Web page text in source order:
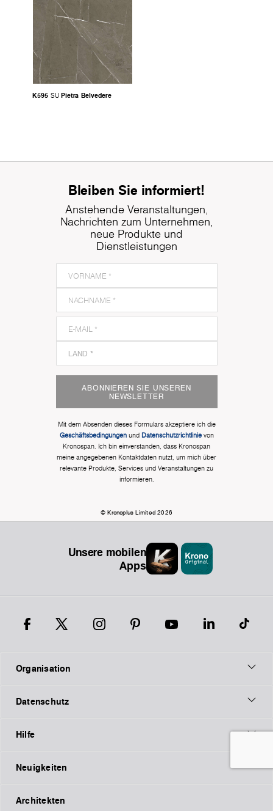
K595 SU Pietra Belvedere
Bleiben Sie informiert!
Anstehende Veranstaltungen,
Nachrichten zum Unternehmen,
neue Produkte und
Dienstleistungen
ABONNIEREN SIE UNSEREN
NEWSLETTER
Mit dem Absenden dieses Formulars akzeptiere ich die
Geschäftsbedingungenund Datenschutzrichtlinievon
Kronospan. Ich bin einverstanden, dass Kronospan
meine angegebenen Kontaktdaten nutzt, um mich über
relevante Produkte, Services und Veranstaltungen zu
informieren.
© Kronoplus Limited 2026
Unsere mobilen
Apps
Organisation
Datenschutz
Hilfe
Neuigkeiten
Architekten